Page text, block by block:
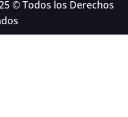
© Todos los Derechos